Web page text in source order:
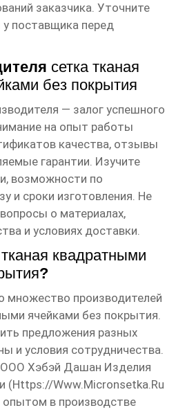
заказчика. Уточните
поставщика перед
сетка тканая
без покрытия
— залог успешного
на опыт работы
качества, отзывы
гарантии. Изучите
возможности по
и сроки изготовления. Не
о материалах,
и условиях доставки.
тканая квадратными
?
множество производителей
ячейками без покрытия.
предложения разных
и условия сотрудничества.
ООО Хэбэй Дашан Изделия
(Https://www.micronsetka.ru
в производстве